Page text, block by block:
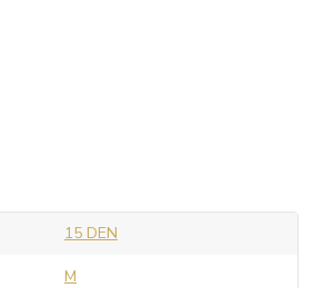
15 DEN
M